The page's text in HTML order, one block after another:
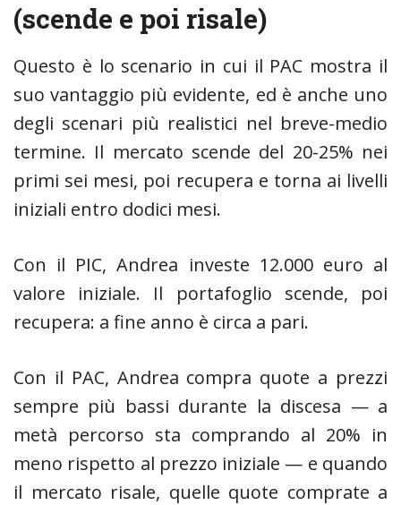
(scende e poi risale)
Questo è lo scenario in cui il PAC mostra il
suo vantaggio più evidente, ed è anche uno
degli scenari più realistici nel breve-medio
termine. Il mercato scende del 20-25% nei
primi sei mesi, poi recupera e torna ai livelli
iniziali entro dodici mesi.
Con il PIC, Andrea investe 12.000 euro al
valore iniziale. Il portafoglio scende, poi
recupera: a fine anno è circa a pari.
Con il PAC, Andrea compra quote a prezzi
sempre più bassi durante la discesa — a
metà percorso sta comprando al 20% in
meno rispetto al prezzo iniziale — e quando
il mercato risale, quelle quote comprate a